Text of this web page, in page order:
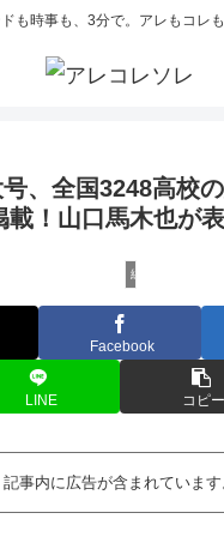
ドも時事も、3分で。アレもコレも
、全国3248高校
載！山口馬木也が
編集長Kensaku
Facebook
LINE コピー
記事内に広告が含まれています